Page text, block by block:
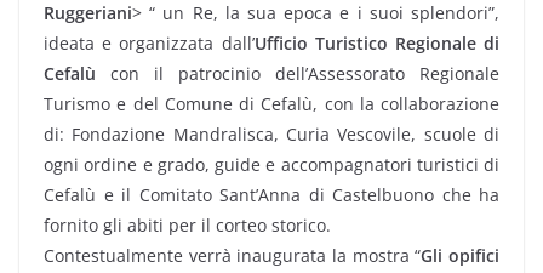
Ruggeriani> “ un Re, la sua epoca e i suoi splendori”,
ideata e organizzata dall’Ufficio Turistico Regionale di
Cefalù con il patrocinio dell’Assessorato Regionale
Turismo e del Comune di Cefalù, con la collaborazione
di: Fondazione Mandralisca, Curia Vescovile, scuole di
ogni ordine e grado, guide e accompagnatori turistici di
Cefalù e il Comitato Sant’Anna di Castelbuono che ha
fornito gli abiti per il corteo storico.
Contestualmente verrà inaugurata la mostra “Gli opifici